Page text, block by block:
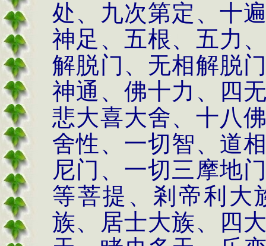
处、九次第定、十
神足、五根、五力
解脱门、无相解脱
神通、佛十力、四
悲大喜大舍、十八
舍性、一切智、道
尼门、一切三摩地
等菩提、剎帝利大
族、居士大族、四